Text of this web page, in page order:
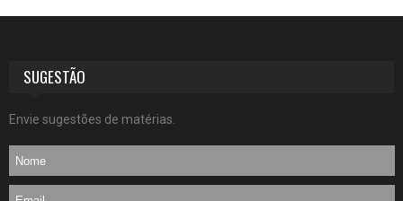
SUGESTÃO
Envie sugestões de matérias.